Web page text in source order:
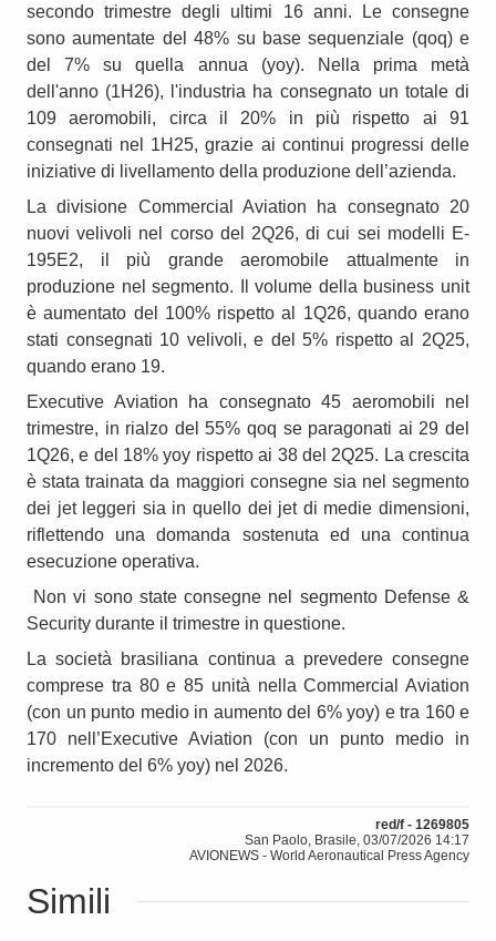
secondo trimestre degli ultimi 16 anni. Le consegne
sono aumentate del 48% su base sequenziale (qoq) e
del 7% su quella annua (yoy). Nella prima metà
dell'anno (1H26), l'industria ha consegnato un totale di
109 aeromobili, circa il 20% in più rispetto ai 91
consegnati nel 1H25, grazie ai continui progressi delle
iniziative di livellamento della produzione dell’azienda.
La divisione Commercial Aviation ha consegnato 20
nuovi velivoli nel corso del 2Q26, di cui sei modelli E-
195E2, il più grande aeromobile attualmente in
produzione nel segmento. Il volume della business unit
è aumentato del 100% rispetto al 1Q26, quando erano
stati consegnati 10 velivoli, e del 5% rispetto al 2Q25,
quando erano 19.
Executive Aviation ha consegnato 45 aeromobili nel
trimestre, in rialzo del 55% qoq se paragonati ai 29 del
1Q26, e del 18% yoy rispetto ai 38 del 2Q25. La crescita
è stata trainata da maggiori consegne sia nel segmento
dei jet leggeri sia in quello dei jet di medie dimensioni,
riflettendo una domanda sostenuta ed una continua
esecuzione operativa.
Non vi sono state consegne nel segmento Defense &
Security durante il trimestre in questione.
La società brasiliana continua a prevedere consegne
comprese tra 80 e 85 unità nella Commercial Aviation
(con un punto medio in aumento del 6% yoy) e tra 160 e
170 nell’Executive Aviation (con un punto medio in
incremento del 6% yoy) nel 2026.
red/f - 1269805
San Paolo, Brasile, 03/07/2026 14:17
AVIONEWS - World Aeronautical Press Agency
Simili